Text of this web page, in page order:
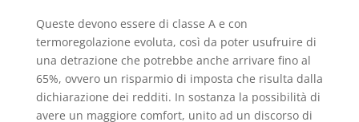
Queste devono essere di classe A e con
termoregolazione evoluta, così da poter usufruire di
una detrazione che potrebbe anche arrivare fino al
65%, ovvero un risparmio di imposta che risulta dalla
dichiarazione dei redditi. In sostanza la possibilità di
avere un maggiore comfort, unito ad un discorso di